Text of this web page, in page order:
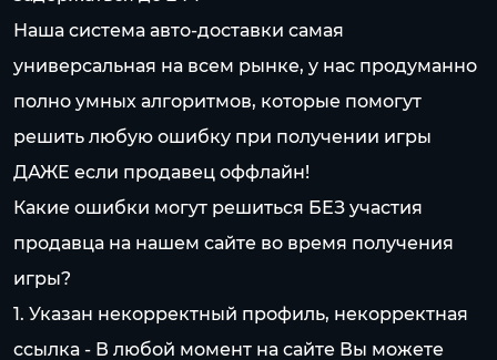
Наша система авто-доставки самая
универсальная на всем рынке, у нас продуманно
полно умных алгоритмов, которые помогут
решить любую ошибку при получении игры
ДАЖЕ если продавец оффлайн!
Какие ошибки могут решиться БЕЗ участия
продавца на нашем сайте во время получения
игры?
1. Указан некорректный профиль, некорректная
ссылка - В любой момент на сайте Вы можете